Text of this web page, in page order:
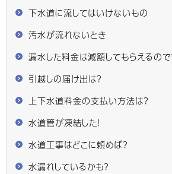
下水道に流してはいけないもの
汚水が流れないとき
漏水した料金は減額してもらえるので
引越しの届け出は？
上下水道料金の支払い方法は？
水道管が凍結した！
水道工事はどこに頼めば？
水漏れしているかも？